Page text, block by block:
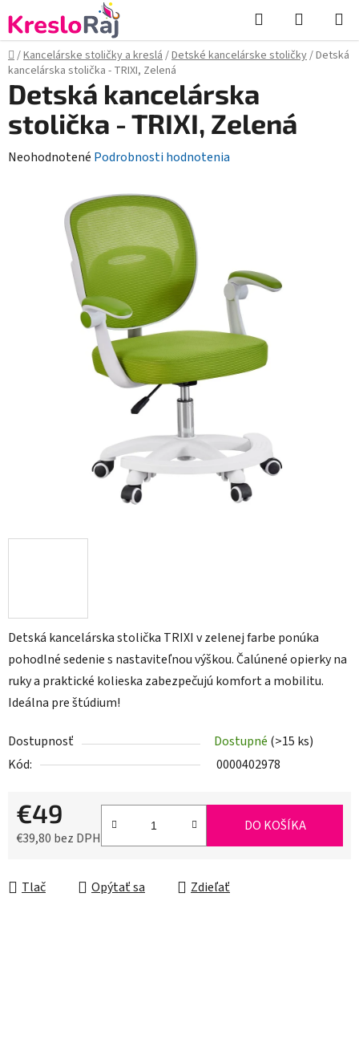
na
obsah
Hľadať
KOŠÍK
Domov
/Kancelárske stoličky a kreslá/Detské kancelárske stoličky/Detská
kancelárska stolička - TRIXI, Zelená
Detská kancelárska stolička TRIXI v zelenej farbe ponúka
pohodlné sedenie s nastaviteľnou výškou. Čalúnené opierky na
ruky a praktické kolieska zabezpečujú komfort a mobilitu.
Ideálna pre štúdium!
Dostupnosť Dostupné (>15 ks)
Kód:
0000402978
€49
€39,80 bez DPH
DO KOŠÍKA
Tlač Opýtať sa Zdieľať
Detská kancelárska
stolička - TRIXI, Zelená
Priemerné
Neohodnotené Podrobnosti hodnotenia